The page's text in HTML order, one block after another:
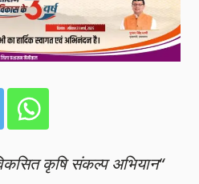
कृषि संकल्प अभियान“